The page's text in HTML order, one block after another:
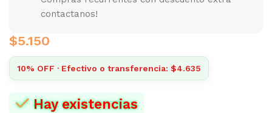
contactanos!
$5.150
10% OFF · Efectivo o transferencia: $4.635
Hay existencias